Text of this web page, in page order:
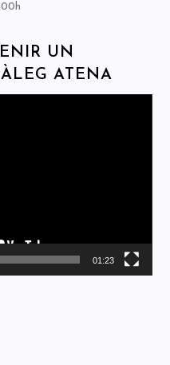
UN
ATENA
01:23